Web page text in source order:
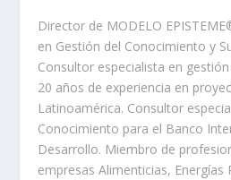
Director de MODELO
en Gestión del Conocimiento y
Consultor especialista en
20 años de experiencia en
Latinoamérica. Consultor
Conocimiento para el Banco
Desarrollo. Miembro de
empresas Alimenticias, Energías